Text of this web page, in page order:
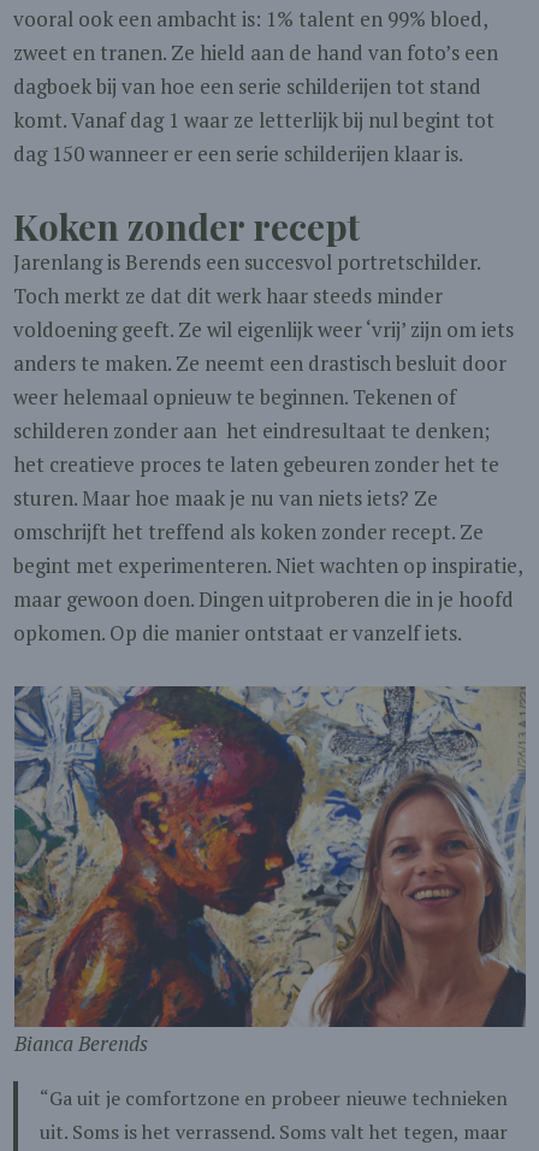
vooral ook een ambacht is: 1% talent en 99% bloed,
zweet en tranen. Ze hield aan de hand van foto’s een
dagboek bij van hoe een serie schilderijen tot stand
komt. Vanaf dag 1 waar ze letterlijk bij nul begint tot
dag 150 wanneer er een serie schilderijen klaar is.
Koken zonder recept
Jarenlang is Berends een succesvol portretschilder.
Toch merkt ze dat dit werk haar steeds minder
voldoening geeft. Ze wil eigenlijk weer ‘vrij’ zijn om iets
anders te maken. Ze neemt een drastisch besluit door
weer helemaal opnieuw te beginnen. Tekenen of
schilderen zonder aan het eindresultaat te denken;
het creatieve proces te laten gebeuren zonder het te
sturen. Maar hoe maak je nu van niets iets? Ze
omschrijft het treffend als koken zonder recept. Ze
begint met experimenteren. Niet wachten op inspiratie,
maar gewoon doen. Dingen uitproberen die in je hoofd
opkomen. Op die manier ontstaat er vanzelf iets.
Bianca Berends
“Ga uit je comfortzone en probeer nieuwe technieken
uit. Soms is het verrassend. Soms valt het tegen, maar